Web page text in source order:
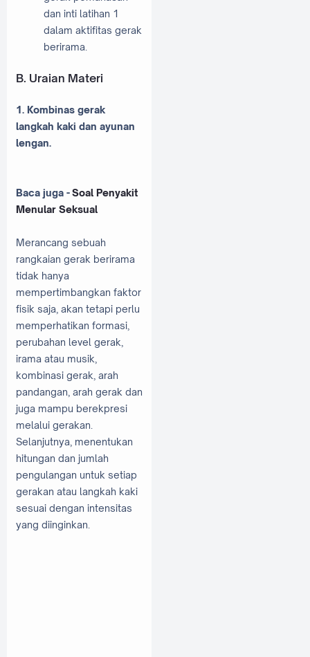
dan inti latihan 1
dalam aktifitas gerak
berirama.
B. Uraian Materi
1. Kombinas gerak
langkah kaki dan ayunan
lengan.
Baca juga -Soal Penyakit
Menular Seksual
Merancang sebuah
rangkaian gerak berirama
tidak hanya
mempertimbangkan faktor
fisik saja, akan tetapi perlu
memperhatikan formasi,
perubahan level gerak,
irama atau musik,
kombinasi gerak, arah
pandangan, arah gerak dan
juga mampu berekpresi
melalui gerakan.
Selanjutnya, menentukan
hitungan dan jumlah
pengulangan untuk setiap
gerakan atau langkah kaki
sesuai dengan intensitas
yang diinginkan.